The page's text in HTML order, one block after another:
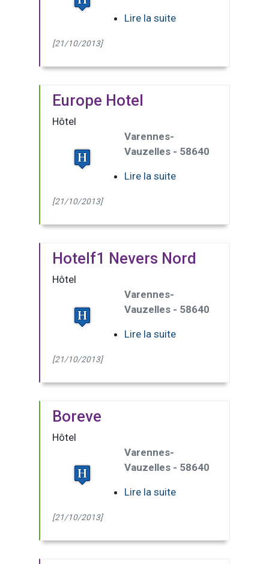
Lire la suite
[21/10/2013]
Europe Hotel
Hôtel
Varennes-
Vauzelles - 58640
Lire la suite
[21/10/2013]
Hotelf1 Nevers Nord
Hôtel
Varennes-
Vauzelles - 58640
Lire la suite
[21/10/2013]
Boreve
Hôtel
Varennes-
Vauzelles - 58640
Lire la suite
[21/10/2013]